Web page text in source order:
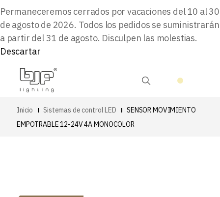
Permaneceremos cerrados por vacaciones del 10 al 30
de agosto de 2026. Todos los pedidos se suministrarán
a partir del 31 de agosto. Disculpen las molestias.
Descartar
Inicio Sistemas de control LED
SENSOR MOVIMIENTO
EMPOTRABLE 12-24V 4A MONOCOLOR